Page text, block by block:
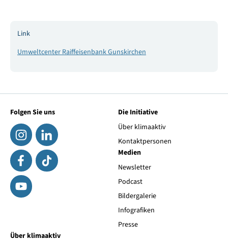
Link
Umweltcenter Raiffeisenbank Gunskirchen
Folgen Sie uns
Die Initiative
Über klimaaktiv
Kontaktpersonen
Medien
Newsletter
Podcast
Bildergalerie
Infografiken
Presse
Über klimaaktiv